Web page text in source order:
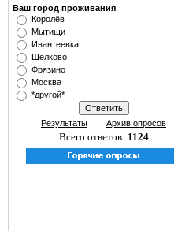
Ваш город проживания
Королёв
Мытищи
Ивантеевка
Щёлково
Фрязино
Москва
*другой*
Результаты Архив опросов
Всего ответов: 1124